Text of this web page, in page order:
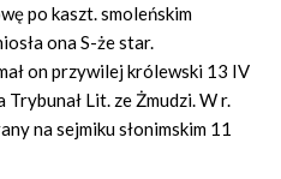
po kaszt. smoleńskim
ona S-że star.
on przywilej królewski 13 IV
Trybunał Lit. ze Żmudzi. W r.
na sejmiku słonimskim 11